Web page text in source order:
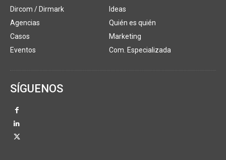
Dircom / Dirmark
Agencias
Casos
Eventos
Ideas
Quién es quién
Marketing
Com. Especializada
SÍGUENOS